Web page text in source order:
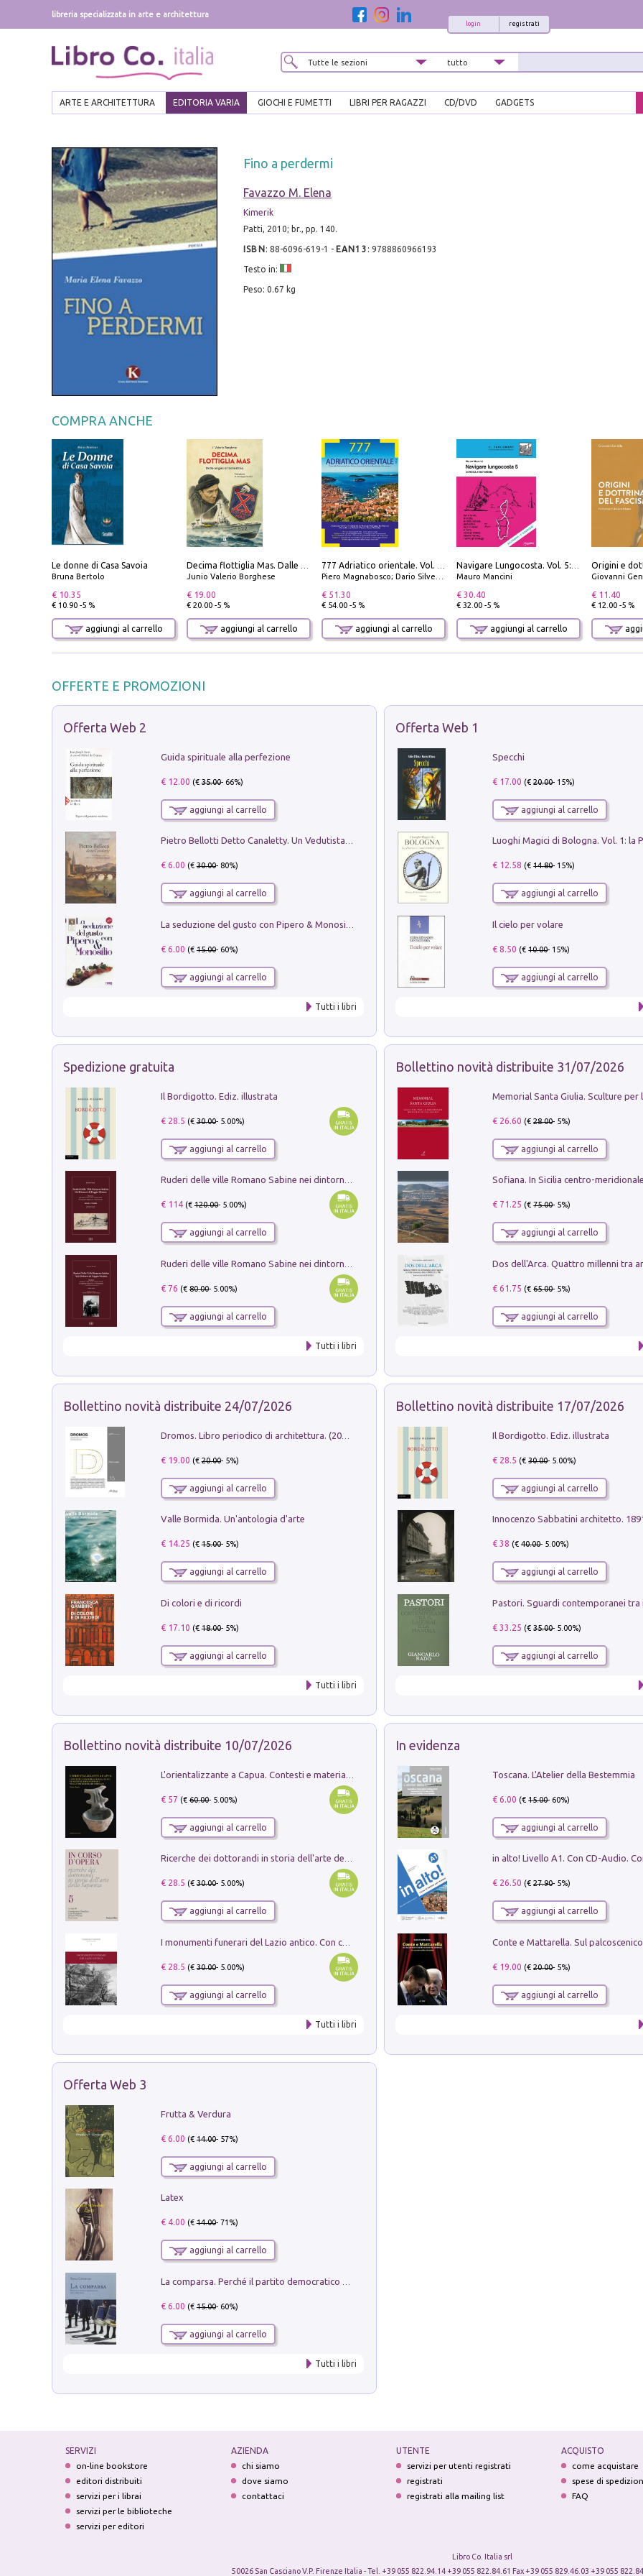
libreria specializzata in arte e architettura
registrati
login
ARTE E ARCHITETTURA EDITORIA VARIA GIOCHI E FUMETTI LIBRI PER RAGAZZI CD/DVD GADGETS
Fino a perdermi
Favazzo M. Elena
Kimerik
Patti, 2010; br., pp. 140.
ISBN : 88-6096-619-1 - EAN13 : 9788860966193
Testo in:
Peso: 0.67 kg
COMPRA ANCHE
Le donne di Casa Savoia
Bruna Bertolo
€ 10.35
€ 10.90 -5 %
aggiungi al carrello
Decima flottiglia Mas. Dalle origini all'armistizio
Junio Valerio Borghese
€ 19.00
€ 20.00 -5 %
aggiungi al carrello
777 Adriatico orientale. Vol. 2: Costa della Dalmazia da Zara a Molunat, Isole della Dalmazia Meridionale e Montenegro
Piero Magnabosco; Dario Silvestro; Marco Sbrizzi
€ 51.30
€ 54.00 -5 %
aggiungi al carrello
Navigare Lungocosta. Vol. 5: Corsica e Sardegna
Mauro Mancini
€ 30.40
€ 32.00 -5 %
aggiungi al carrello
Origini e
Giovanni
€ 11.40
€ 12.00 -5 %
OFFERTE E PROMOZIONI
Offerta Web 2
Guida spirituale alla perfezione
€ 12.00 (€35.00- 66%)
aggiungi al carrello
Pietro Bellotti Detto Canaletty. Un Vedutista Veneziano nella Francia dell'Ancien Régime
€ 6.00 (€30.00- 80%)
aggiungi al carrello
€ 6.00 (€15.00- 60%)
aggiungi al carrello
Tutti i libri
Offerta Web 1
Specchi
€ 17.00 (€20.00- 15%)
aggiungi al carrello
€ 12.58 (€14.80- 15%)
aggiungi al carrello
Il cielo per volare
€ 8.50 (€10.00- 15%)
aggiungi al carrello
Spedizione gratuita
Il Bordigotto. Ediz. illustrata
€ 28.5 (€30.00- 5.00%)
aggiungi al carrello
Ruderi delle ville Romano Sabine nei dintorni di Poggio Mirteto. Illustrati dal dott.re prof.re cav.re Ercole Nardi regio ispettore degli scavi e monumenti. Anno 1885. Tavole e studio. Con 25 tavole fuori testo in cartella editoriale
€ 114(€120.00- 5.00%)
aggiungi al carrello
€ 76 (€80.00- 5.00%)
aggiungi al carrello
Tutti i libri
Bollettino novità distribuite 31/07/2026
€ 26.60 (€28.00- 5%)
aggiungi al carrello
€ 71.25 (€75.00- 5%)
aggiungi al carrello
€ 61.75 (€65.00- 5%)
aggiungi al carrello
Bollettino novità distribuite 24/07/2026
Dromos. Libro periodico di architettura. (2026). Vol. 15: Post-model
€ 19.00 (€20.00- 5%)
aggiungi al carrello
Valle Bormida. Un'antologia d'arte
€ 14.25 (€15.00- 5%)
aggiungi al carrello
Di colori e di ricordi
€ 17.10 (€18.00- 5%)
aggiungi al carrello
Tutti i libri
Bollettino novità distribuite 17/07/2026
Il Bordigotto. Ediz. illustrata
€ 28.5 (€30.00- 5.00%)
aggiungi al carrello
Innocenzo Sabbatini architetto.
€ 38 (€40.00- 5.00%)
aggiungi al carrello
€ 33.25 (€35.00- 5.00%)
aggiungi al carrello
Bollettino novità distribuite 10/07/2026
€ 57 (€60.00- 5.00%)
aggiungi al carrello
Ricerche dei dottorandi in storia dell'arte della Sapienza
€ 28.5 (€30.00- 5.00%)
aggiungi al carrello
I monumenti funerari del Lazio antico. Con cartella con tavole
€ 28.5 (€30.00- 5.00%)
aggiungi al carrello
Tutti i libri
In evidenza
Toscana. L'Atelier della Bestemmia
€ 6.00 (€15.00- 60%)
aggiungi al carrello
€ 26.50 (€27.90- 5%)
aggiungi al carrello
€ 19.00 (€20.00- 5%)
aggiungi al carrello
Offerta Web 3
Frutta & Verdura
€ 6.00 (€14.00- 57%)
aggiungi al carrello
Latex
€ 4.00 (€14.00- 71%)
aggiungi al carrello
€ 6.00 (€15.00- 60%)
aggiungi al carrello
Tutti i libri
SERVIZI
on-line bookstore
editori distribuiti
servizi per i librai
servizi per le biblioteche
servizi per editori
AZIENDA
chi siamo
dove siamo
contattaci
UTENTE
servizi per utenti registrati
registrati
registrati alla mailing list
ACQUISTO
come acquistare
spese di
FAQ
Libro Co. Italia srl
50026 San Casciano V.P. Firenze Italia - Tel. +39 055 822.94.14 +39 055 822.84.61 Fax +39 055 829.46.03 +39 055